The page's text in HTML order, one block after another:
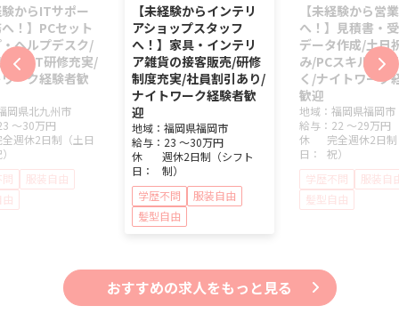
からITサポー
！】PCセット
ヘルプデスク/
み/IT研修充実/
ーク経験者歓
岡県北九州市
～30万円
全週休2日制（土日
服装自由
【未経験からインテリ
アショップスタッフ
へ！】家具・インテリ
ア雑貨の接客販売/研修
制度充実/社員割引あり/
ナイトワーク経験者歓
迎
地域： 福岡県福岡市
給与： 23 ～30万円
休
日：
週休2日制（シフト
制）
学歴不問
服装自由
髪型自由
【未経験から営
へ！】見積書・
データ作成/土日
み/PCスキルが身
く/ナイトワーク
歓迎
地域： 福岡県福岡市
給与： 22 ～29万円
休
日：
完全週休2日
祝）
学歴不問
服装自
髪型自由
おすすめの求人をもっと見る